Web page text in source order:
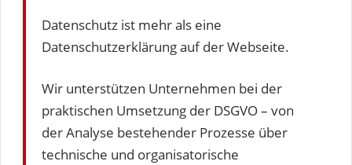
Datenschutz ist mehr als eine
Datenschutzerklärung auf der Webseite.
Wir unterstützen Unternehmen bei der
praktischen Umsetzung der DSGVO – von
der Analyse bestehender Prozesse über
technische und organisatorische